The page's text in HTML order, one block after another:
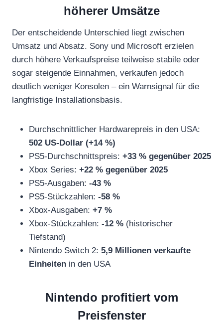
höherer Umsätze
Der entscheidende Unterschied liegt zwischen
Umsatz und Absatz. Sony und Microsoft erzielen
durch höhere Verkaufspreise teilweise stabile oder
sogar steigende Einnahmen, verkaufen jedoch
deutlich weniger Konsolen – ein Warnsignal für die
langfristige Installationsbasis.
Durchschnittlicher Hardwarepreis in den USA:
502 US-Dollar (+14 %)
PS5-Durchschnittspreis: +33 % gegenüber 2025
Xbox Series: +22 % gegenüber 2025
PS5-Ausgaben: -43 %
PS5-Stückzahlen: -58 %
Xbox-Ausgaben: +7 %
Xbox-Stückzahlen: -12 % (historischer
Tiefstand)
Nintendo Switch 2: 5,9 Millionen verkaufte
Einheiten in den USA
Nintendo profitiert vom
Preisfenster